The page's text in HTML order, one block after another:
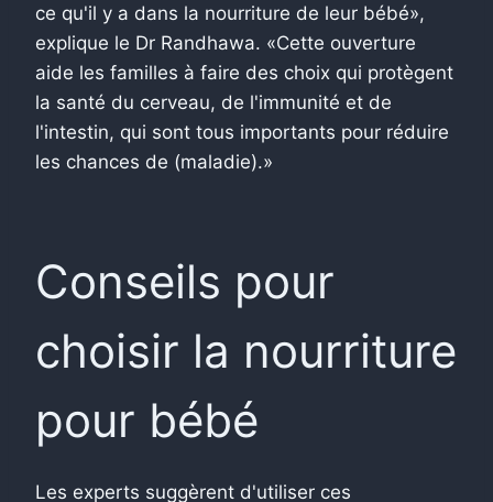
ce qu'il y a dans la nourriture de leur bébé»,
explique le Dr Randhawa. «Cette ouverture
aide les familles à faire des choix qui protègent
la santé du cerveau, de l'immunité et de
l'intestin, qui sont tous importants pour réduire
les chances de (maladie).»
Conseils pour
choisir la nourriture
pour bébé
Les experts suggèrent d'utiliser ces